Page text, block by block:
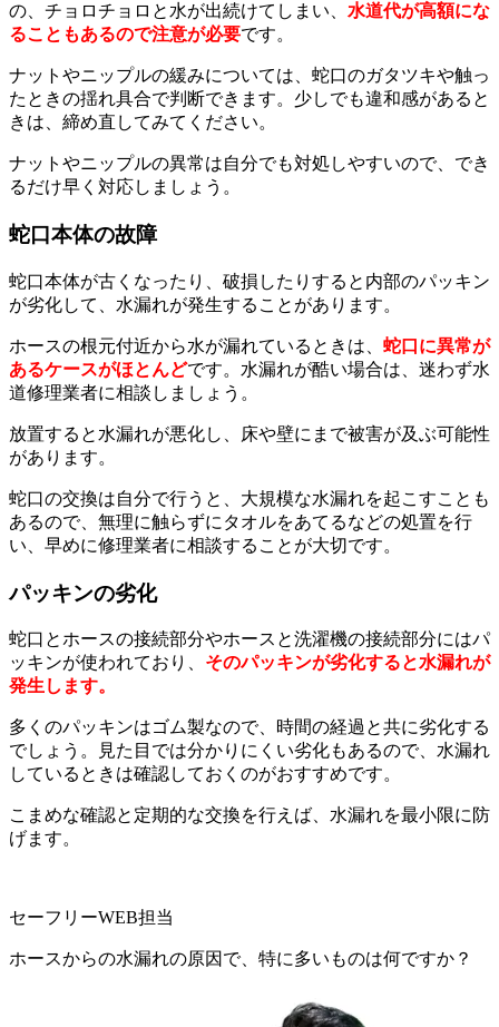
の、チョロチョロと水が出続けてしまい、 水道代が高額にな
ることもあるので注意が必要です。
ナットやニップルの緩みについては、蛇口のガタツキや触っ
たときの揺れ具合で判断できます。少しでも違和感があると
きは、締め直してみてください。
ナットやニップルの異常は自分でも対処しやすいので、でき
るだけ早く対応しましょう。
蛇口本体の故障
蛇口本体が古くなったり、破損したりすると内部のパッキン
が劣化して、水漏れが発生することがあります。
ホースの根元付近から水が漏れているときは、 蛇口に異常が
あるケースがほとんどです。水漏れが酷い場合は、迷わず水
道修理業者に相談しましょう。
放置すると水漏れが悪化し、床や壁にまで被害が及ぶ可能性
があります。
蛇口の交換は自分で行うと、大規模な水漏れを起こすことも
あるので、無理に触らずにタオルをあてるなどの処置を行
い、早めに修理業者に相談することが大切です。
パッキンの劣化
蛇口とホースの接続部分やホースと洗濯機の接続部分にはパ
ッキンが使われており、 そのパッキンが劣化すると水漏れが
発生します。
多くのパッキンはゴム製なので、時間の経過と共に劣化する
でしょう。見た目では分かりにくい劣化もあるので、水漏れ
しているときは確認しておくのがおすすめです。
こまめな確認と定期的な交換を行えば、水漏れを最小限に防
げます。
セーフリーWEB担当
ホースからの水漏れの原因で、特に多いものは何ですか？